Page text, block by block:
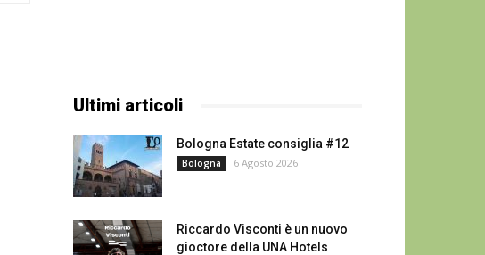
Ultimi articoli
Bologna Estate consiglia #12
Bologna 6 Agosto 2026
Riccardo Visconti è un nuovo
gioctore della UNA Hotels